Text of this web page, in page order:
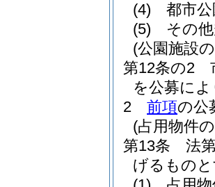
(4)
都市
(5)
その
(公園施設
第12条の2
を公募に
2
前項の公
(占用物件
第13条
法
げるもの